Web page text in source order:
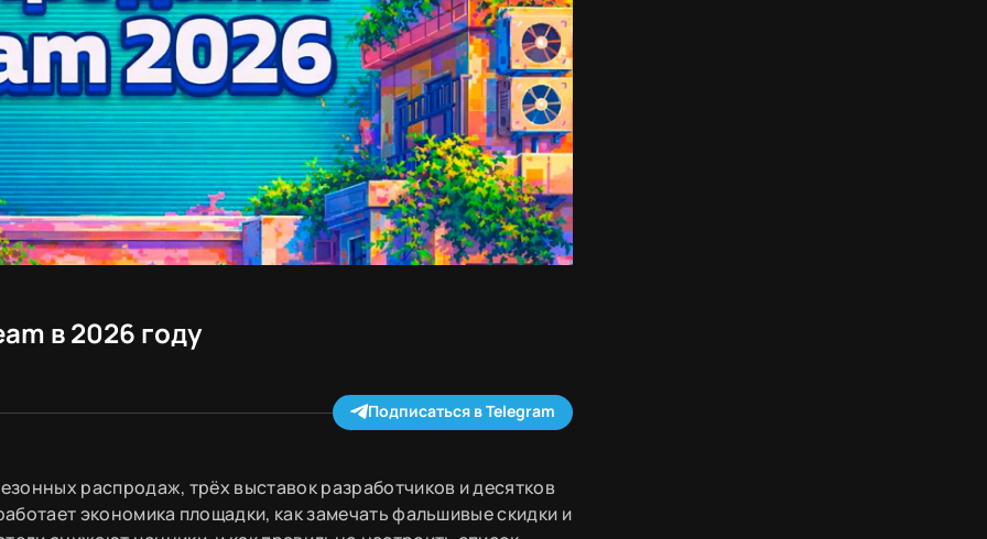
в 2026 году
Подписаться в Telegram
распродаж, трёх выставок разработчиков и десятков
экономика площадки, как замечать фальшивые скидки и